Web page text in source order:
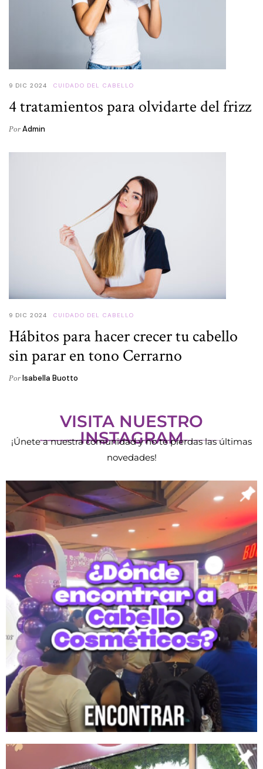
9 DIC 2024 CUIDADO DEL CABELLO
4 tratamientos para olvidarte del frizz
Por Admin
9 DIC 2024 CUIDADO DEL CABELLO
Hábitos para hacer crecer tu cabello
sin parar en tono Cerrarno
Por Isabella Buotto
VISITA NUESTRO
INSTAGRAM
¡Únete a nuestra comunidad y no te pierdas las últimas
novedades!